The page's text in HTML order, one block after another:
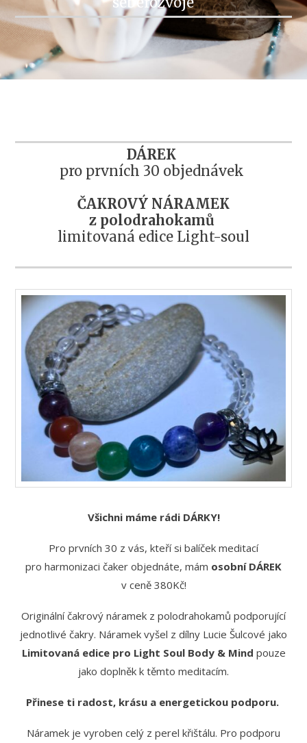
DÁREK
pro prvních 30 objednávek
ČAKROVÝ NÁRAMEK
z polodrahokamů
limitovaná edice Light-soul
Všichni máme rádi DÁRKY!
Pro prvních 30 z vás, kteří si balíček meditací
pro harmonizaci čaker objednáte, mám osobní DÁREK
v ceně 380Kč!
Originální čakrový náramek z polodrahokamů podporující
jednotlivé čakry. Náramek vyšel z dílny Lucie Šulcové jako
Limitovaná edice pro Light Soul Body & Mind pouze
jako doplněk k těmto meditacím.
Přinese ti radost, krásu a energetickou podporu.
Náramek je vyroben celý z perel křištálu. Pro podporu